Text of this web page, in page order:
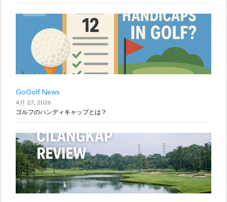
GoGolf News
4月 27, 2026
ゴルフのハンディキャップとは？